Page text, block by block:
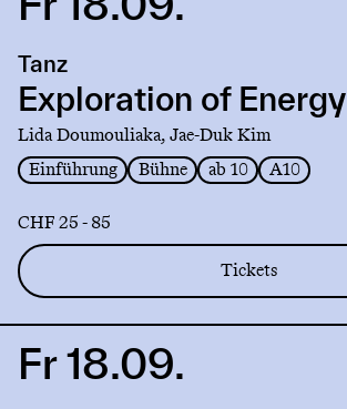
Exploration
Energy
Tanz
Exploration of Energy
Lida Doumouliaka, Jae-Duk Kim
Einführung
Bühne ab 10 A10
CHF 25 - 85
Tickets
LinkFr 18.09.